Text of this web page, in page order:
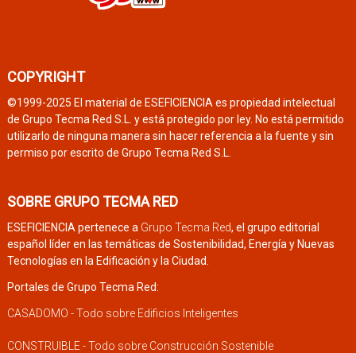
COPYRIGHT
©1999-2025 El material de ESEFICIENCIA es propiedad intelectual
de Grupo Tecma Red S.L. y está protegido por ley. No está permitido
utilizarlo de ninguna manera sin hacer referencia a la fuente y sin
permiso por escrito de Grupo Tecma Red S.L.
SOBRE GRUPO TECMA RED
ESEFICIENCIA pertenece a Grupo Tecma Red, el grupo editorial
español líder en las temáticas de Sostenibilidad, Energía y Nuevas
Tecnologías en la Edificación y la Ciudad.
Portales de Grupo Tecma Red:
CASADOMO - Todo sobre Edificios Inteligentes
CONSTRUIBLE - Todo sobre Construcción Sostenible